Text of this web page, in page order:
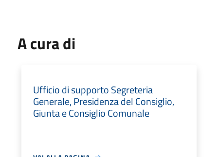
A cura di
Ufficio di supporto Segreteria
Generale, Presidenza del Consiglio,
Giunta e Consiglio Comunale